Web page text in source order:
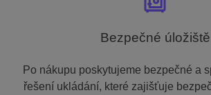
Bezpečné úložiště
Po nákupu poskytujeme bezpečné a
řešení ukládání, které zajišťuje